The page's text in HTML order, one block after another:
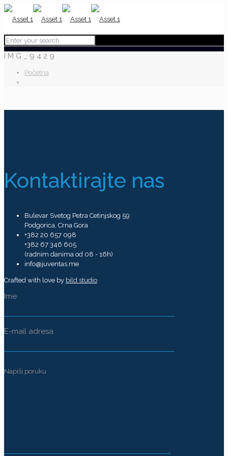
IMG_9429
Početna
Kontaktirajte nas
Bulevar Svetog Petra Cetinjskog 59
Podgorica, Crna Gora
+382 20 657 098
+382 67 346 605
(radnim danima od 08 - 16h)
info@juventas.me
Crafted with love by bild studio